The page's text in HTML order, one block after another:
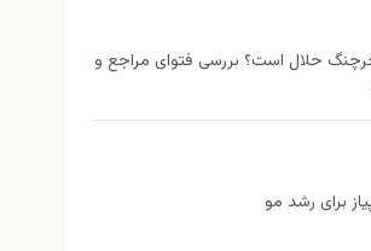
حلال است؟ بررسی فتوای مراجع و
برای رشد مو